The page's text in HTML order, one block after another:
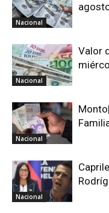
Nacional
Nacional
Valor
Nacional
Nacional